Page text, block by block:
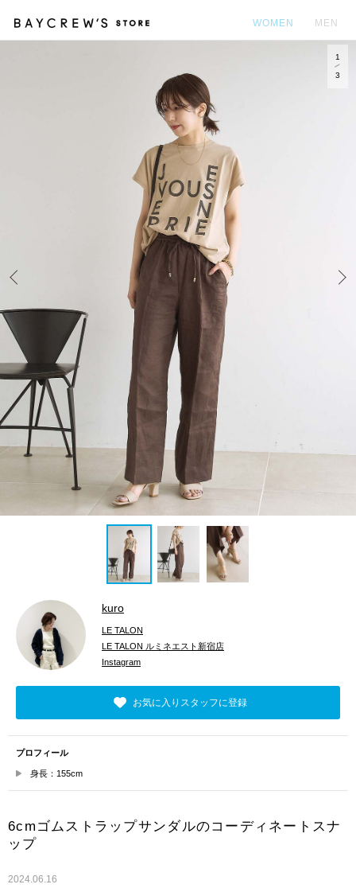
WOMEN MEN
1
3
kuro
LE TALON
LE TALON ルミネエスト新宿店
Instagram
お気に入りスタッフに登録
プロフィール
身長：155cm
6cmゴムストラップサンダルのコーディネートスナ
ップ
2024.06.16